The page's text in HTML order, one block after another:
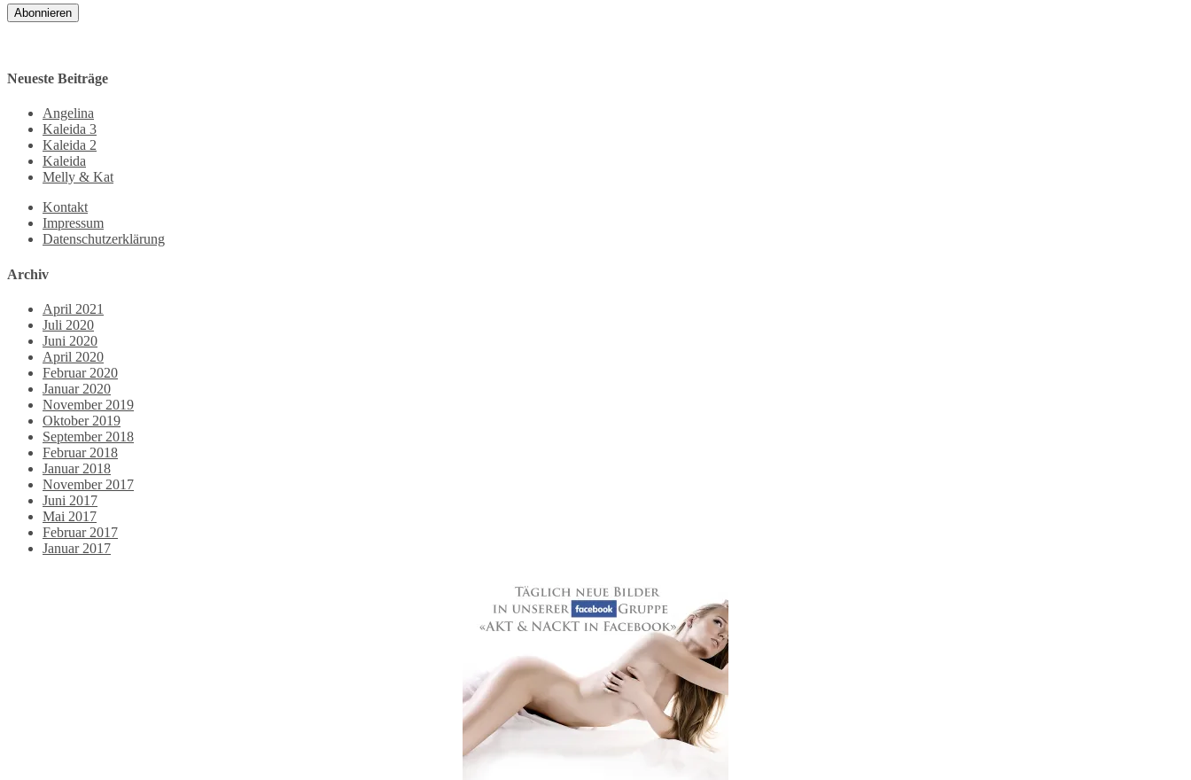
Abonnieren
Neueste Beiträge
Angelina
Kaleida 3
Kaleida 2
Kaleida
Melly & Kat
Kontakt
Impressum
Datenschutzerklärung
Archiv
April 2021
Juli 2020
Juni 2020
April 2020
Februar 2020
Januar 2020
November 2019
Oktober 2019
September 2018
Februar 2018
Januar 2018
November 2017
Juni 2017
Mai 2017
Februar 2017
Januar 2017